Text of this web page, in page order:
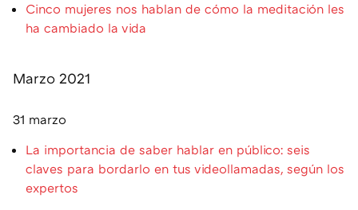
Cinco mujeres nos hablan de cómo la meditación les
ha cambiado la vida
Marzo 2021
31 marzo
La importancia de saber hablar en público: seis
claves para bordarlo en tus videollamadas, según los
expertos